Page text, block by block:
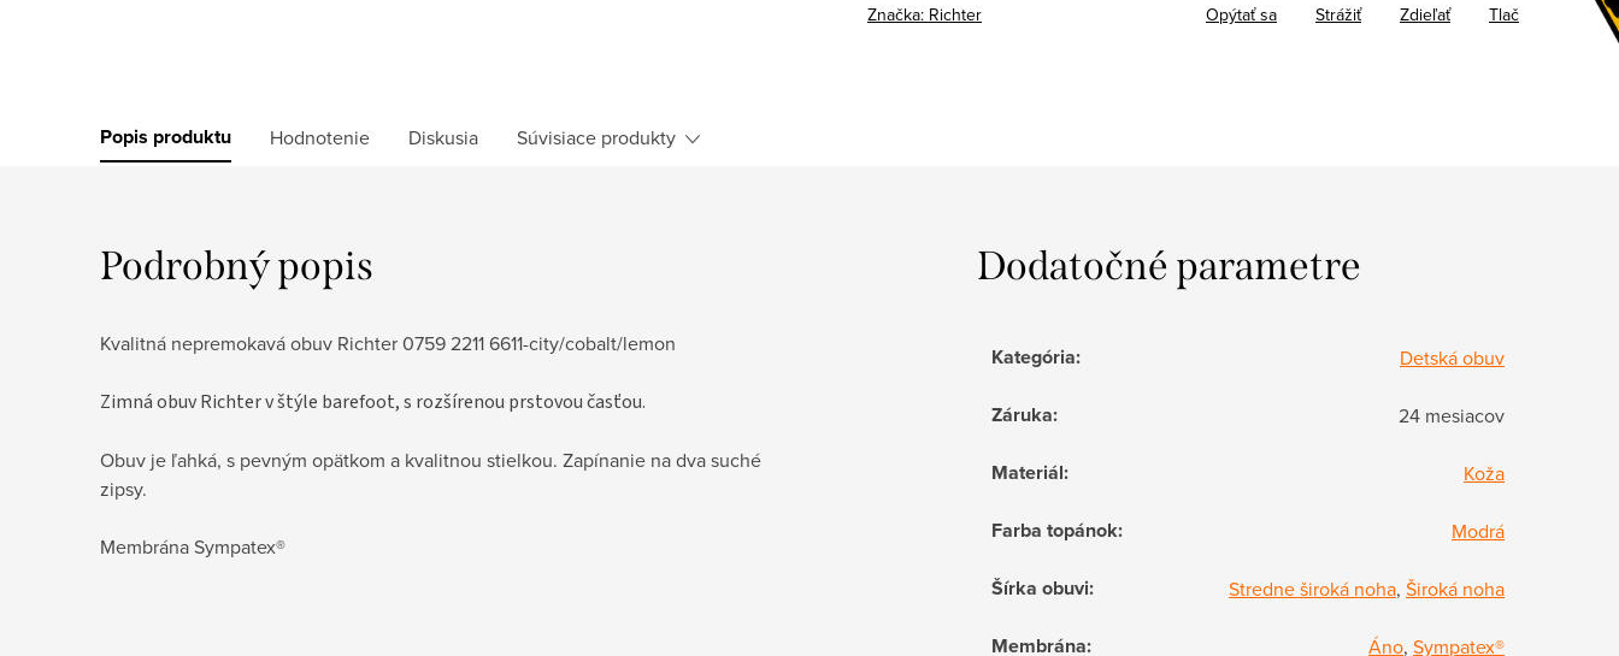
Značka: Richter Tlač
Opýtať sa Strážiť Zdieľať
Popis produktu Hodnotenie Diskusia Súvisiace produkty
Podrobný popis
Kvalitná nepremokavá obuv Richter 0759 2211 6611-city/cobalt/lemon
Zimná obuv Richter v štýle barefoot, s rozšírenou prstovou časťou.
Obuv je ľahká, s pevným opätkom a kvalitnou stielkou. Zapínanie na dva suché
zipsy.
Membrána Sympatex®
Dodatočné parametre
Kategória: Detská obuv
Záruka: 24 mesiacov
Materiál: Koža
Farba topánok: Modrá
Šírka obuvi: Stredne široká noha, Široká noha
Membrána: Áno, Sympatex®